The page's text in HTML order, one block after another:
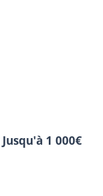
Jusqu'à 1 000€